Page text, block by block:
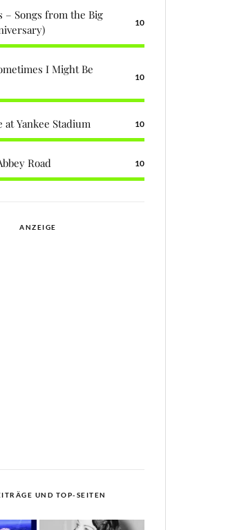
– Songs from the Big
10
I Might Be
10
at Yankee Stadium 10
Road 10
ANZEIGE
UND TOP-SEITEN